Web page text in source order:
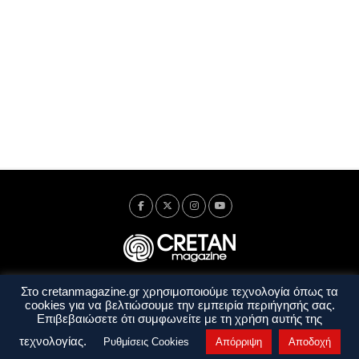
Ταυτότητα Πολιτική Απορρήτου
Όροι Χρήσης
Όροι και Προϋποθέσεις
Στο cretanmagazine.gr χρησιμοποιούμε τεχνολογία όπως τα
cookies για να βελτιώσουμε την εμπειρία περιήγησής σας.
Επιβεβαιώσετε ότι συμφωνείτε με τη χρήση αυτής της
τεχνολογίας.
Ρυθμίσεις Cookies Απόρριψη Αποδοχή